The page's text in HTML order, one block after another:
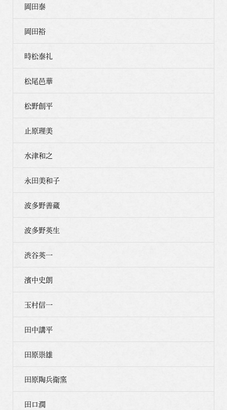
岡田泰
岡田裕
時松泰礼
松尾邑華
松野創平
止原理美
水津和之
永田美和子
波多野善蔵
波多野英生
渋谷英一
濱中史朗
玉村信一
田中講平
田原崇雄
田原陶兵衛窯
田口潤